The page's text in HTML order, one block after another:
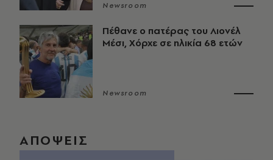
Newsroom
Πέθανε ο πατέρας του Λιονέλ
Μέσι, Χόρχε σε ηλικία 68 ετών
Newsroom
ΑΠΟΨΕΙΣ